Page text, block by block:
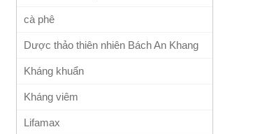
cà phê
Dược thảo thiên nhiên Bách An Khang
Kháng khuẩn
Kháng viêm
Lifamax